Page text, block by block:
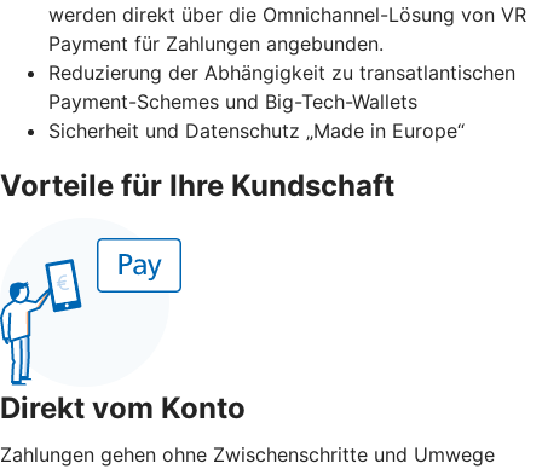
werden direkt über die Omnichannel-Lösung von VR
Payment für Zahlungen angebunden.
Reduzierung der Abhängigkeit zu transatlantischen
Payment-Schemes und Big-Tech-Wallets
Sicherheit und Datenschutz „Made in Europe“
Vorteile für Ihre Kundschaft
Direkt vom Konto
Zahlungen gehen ohne Zwischenschritte und Umwege